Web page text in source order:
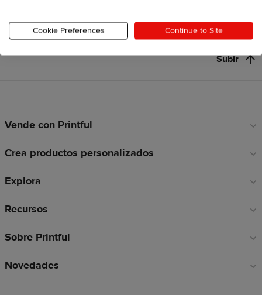
Subir
Enlaces
pie
página
Vende con Printful
Crea productos personalizados
Explora
Recursos
Sobre Printful
Novedades
Cookie Preferences Continue to Site